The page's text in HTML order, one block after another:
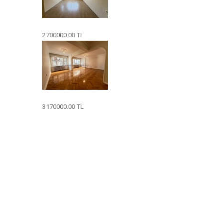
2700000.00 TL
3170000.00 TL